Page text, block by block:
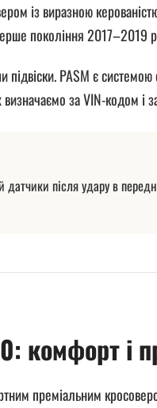
із виразною
покоління 2017–2019
підвіски. PASM є
за VIN-кодом і
після удару в
комфорт і
преміальним